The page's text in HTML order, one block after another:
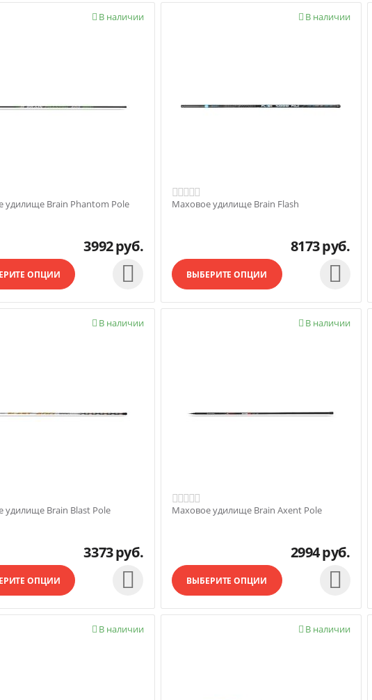
В наличии

удилище Brain Phantom Pole
3992руб.
ОПЦИИ 
В наличии

Маховое удилище Brain Flash
8173руб.
ВЫБЕРИТЕ ОПЦИИ 
В наличии

удилище Brain Blast Pole
3373руб.
ОПЦИИ 
В наличии

Маховое удилище Brain Axent Pole
2994руб.
ВЫБЕРИТЕ ОПЦИИ 
В наличии
 В наличии
